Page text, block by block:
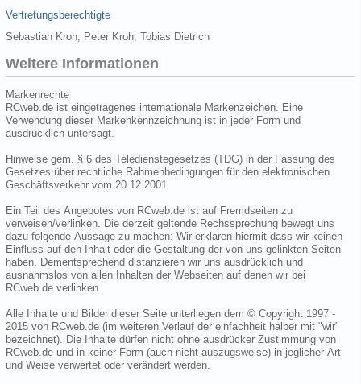
Vertretungsberechtigte
Sebastian Kroh, Peter Kroh, Tobias Dietrich
Weitere Informationen
Markenrechte
RCweb.de ist eingetragenes internationale Markenzeichen. Eine
Verwendung dieser Markenkennzeichnung ist in jeder Form und
ausdrücklich untersagt.
Hinweise gem. § 6 des Teledienstegesetzes (TDG) in der Fassung des
Gesetzes über rechtliche Rahmenbedingungen für den elektronischen
Geschäftsverkehr vom 20.12.2001
Ein Teil des Angebotes von RCweb.de ist auf Fremdseiten zu
verweisen/verlinken. Die derzeit geltende Rechssprechung bewegt uns
dazu folgende Aussage zu machen: Wir erklären hiermit dass wir keinen
Einfluss auf den Inhalt oder die Gestaltung der von uns gelinkten Seiten
haben. Dementsprechend distanzieren wir uns ausdrücklich und
ausnahmslos von allen Inhalten der Webseiten auf denen wir bei
RCweb.de verlinken.
Alle Inhalte und Bilder dieser Seite unterliegen dem © Copyright 1997 -
2015 von RCweb.de (im weiteren Verlauf der einfachheit halber mit "wir"
bezeichnet). Die Inhalte dürfen nicht ohne ausdrücker Zustimmung von
RCweb.de und in keiner Form (auch nicht auszugsweise) in jeglicher Art
und Weise verwertet oder verändert werden.